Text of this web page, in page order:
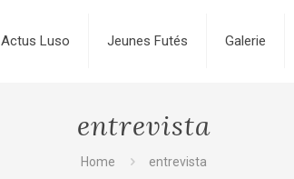
Actus Luso Jeunes Futés Galerie
entrevista
Home entrevista